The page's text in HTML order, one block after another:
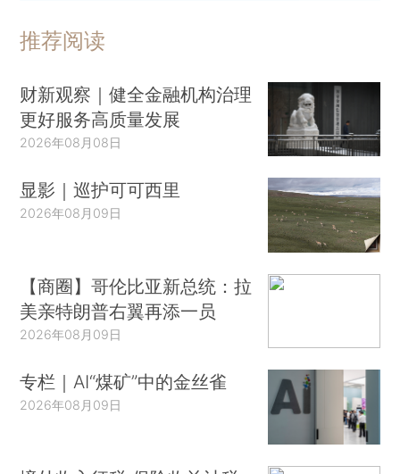
推荐阅读
财新观察｜健全金融机构治理
更好服务高质量发展
2026年08月08日
显影｜巡护可可西里
2026年08月09日
【商圈】哥伦比亚新总统：拉
美亲特朗普右翼再添一员
2026年08月09日
专栏｜AI“煤矿”中的金丝雀
2026年08月09日